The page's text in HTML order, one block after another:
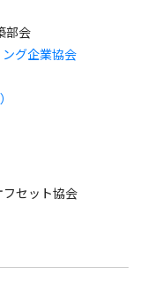
部会
グ企業協会
セット協会